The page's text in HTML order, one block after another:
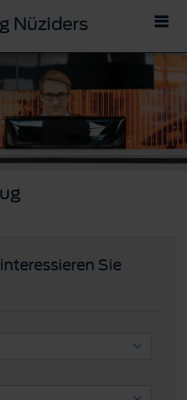
Nüziders
Sie